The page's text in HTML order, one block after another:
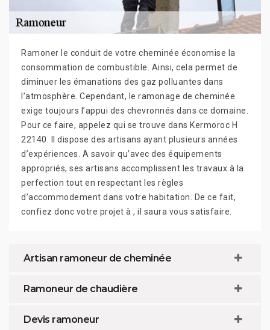
Ramoner le conduit de votre cheminée économise la
consommation de combustible. Ainsi, cela permet de
diminuer les émanations des gaz polluantes dans
l’atmosphère. Cependant, le ramonage de cheminée
exige toujours l’appui des chevronnés dans ce domaine.
Pour ce faire, appelez qui se trouve dans Kermoroc H
22140. Il dispose des artisans ayant plusieurs années
d’expériences. A savoir qu’avec des équipements
appropriés, ses artisans accomplissent les travaux à la
perfection tout en respectant les règles
d’accommodement dans votre habitation. De ce fait,
confiez donc votre projet à , il saura vous satisfaire.
Artisan ramoneur de cheminée
Ramoneur de chaudière
Devis ramoneur